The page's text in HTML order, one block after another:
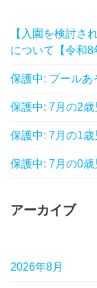
【入園を検討さ
について【令和8
保護中: プールあ
保護中: 7月の2歳
保護中: 7月の1歳
保護中: 7月の0歳
アーカイブ
2026年8月